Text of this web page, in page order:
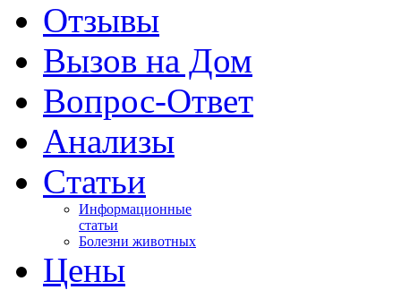
Отзывы
Вызов на Дом
Вопрос-Ответ
Анализы
Cтатьи
Информационные
статьи
Болезни животных
Цены